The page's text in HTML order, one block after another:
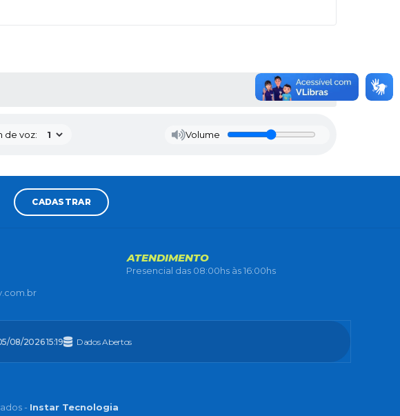
de voz: Volume
CADASTRAR
ATENDIMENTO
Presencial das 08:00hs às 16:00hs
08/2026 15:19 Dados Abertos
- Instar Tecnologia